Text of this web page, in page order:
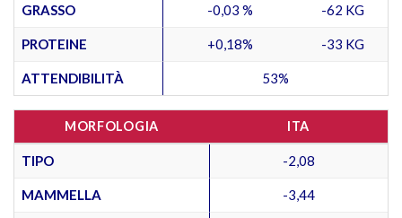
GRASSO -0,03 % -62 KG
PROTEINE +0,18% -33 KG
ATTENDIBILITÀ 53%
MORFOLOGIA ITA
TIPO -2,08
MAMMELLA -3,44